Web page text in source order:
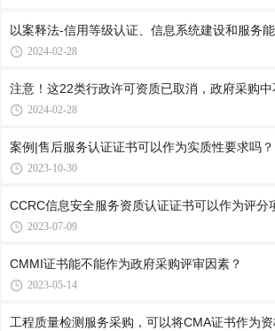
以案释法-信用等级认证、信息系统建设和服务
2024-02-28
注意！这22类行政许可资质已取消，政府采购
2024-02-28
案例|售后服务认证证书可以作为实质性要求吗？
2023-10-30
CCRC信息安全服务资质认证证书可以作为评分
2023-07-09
CMMI证书能不能作为政府采购评审因素？
2023-05-14
工程质量检测服务采购，可以将CMA证书作为资